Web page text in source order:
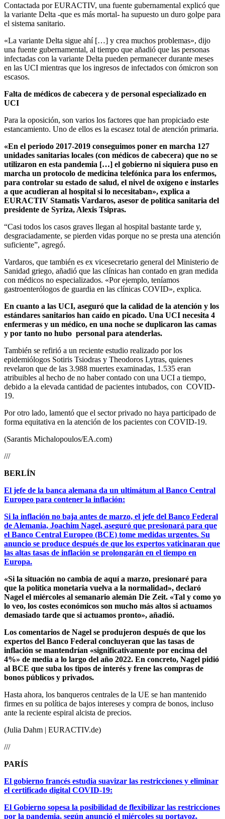
Contactada por EURACTIV, una fuente gubernamental explicó que
la variante Delta -que es más mortal- ha supuesto un duro golpe para
el sistema sanitario.
«La variante Delta sigue ahí […] y crea muchos problemas», dijo
una fuente gubernamental, al tiempo que añadió que las personas
infectadas con la variante Delta pueden permanecer durante meses
en las UCI mientras que los ingresos de infectados con ómicron son
escasos.
Falta de médicos de cabecera y de personal especializado en
UCI
Para la oposición, son varios los factores que han propiciado este
estancamiento. Uno de ellos es la escasez total de atención primaria.
«En el periodo 2017-2019 conseguimos poner en marcha 127
unidades sanitarias locales (con médicos de cabecera) que no se
utilizaron en esta pandemia […] el gobierno ni siquiera puso en
marcha un protocolo de medicina telefónica para los enfermos,
para controlar su estado de salud, el nivel de oxígeno e instarles
a que acudieran al hospital si lo necesitaban», explica a
EURACTIV Stamatis Vardaros, asesor de política sanitaria del
presidente de Syriza, Alexis Tsipras.
“Casi todos los casos graves llegan al hospital bastante tarde y,
desgraciadamente, se pierden vidas porque no se presta una atención
suficiente”, agregó.
Vardaros, que también es ex vicesecretario general del Ministerio de
Sanidad griego, añadió que las clínicas han contado en gran medida
con médicos no especializados. «Por ejemplo, teníamos
gastroenterólogos de guardia en las clínicas COVID», explica.
En cuanto a las UCI, aseguró que la calidad de la atención y los
estándares sanitarios han caído en picado. Una UCI necesita 4
enfermeras y un médico, en una noche se duplicaron las camas
y por tanto no hubo personal para atenderlas.
También se refirió a un reciente estudio realizado por los
epidemiólogos Sotiris Tsiodras y Theodoros Lytras, quienes
revelaron que de las 3.988 muertes examinadas, 1.535 eran
atribuibles al hecho de no haber contado con una UCI a tiempo,
debido a la elevada cantidad de pacientes intubados, con COVID-
19.
Por otro lado, lamentó que el sector privado no haya participado de
forma equitativa en la atención de los pacientes con COVID-19.
(Sarantis Michalopoulos/EA.com)
///
BERLÍN
El jefe de la banca alemana da un ultimátum al Banco Central
Europeo para contener la inflación:
Si la inflación no baja antes de marzo, el jefe del Banco Federal
de Alemania, Joachim Nagel, aseguró que presionará para que
el Banco Central Europeo (BCE) tome medidas urgentes. Su
anuncio se produce después de que los expertos vaticinaran que
las altas tasas de inflación se prolongarán en el tiempo en
Europa.
«Si la situación no cambia de aquí a marzo, presionaré para
que la política monetaria vuelva a la normalidad», declaró
Nagel el miércoles al semanario alemán Die Zeit. «Tal y como yo
lo veo, los costes económicos son mucho más altos si actuamos
demasiado tarde que si actuamos pronto», añadió.
Los comentarios de Nagel se produjeron después de que los
expertos del Banco Federal concluyeran que las tasas de
inflación se mantendrían «significativamente por encima del
4%» de media a lo largo del año 2022. En concreto, Nagel pidió
al BCE que suba los tipos de interés y frene las compras de
bonos públicos y privados.
Hasta ahora, los banqueros centrales de la UE se han mantenido
firmes en su política de bajos intereses y compra de bonos, incluso
ante la reciente espiral alcista de precios.
(Julia Dahm | EURACTIV.de)
///
PARÍS
El gobierno francés estudia suavizar las restricciones y eliminar
el certificado digital COVID-19:
El Gobierno sopesa la posibilidad de flexibilizar las restricciones
por la pandemia, según anunció el miércoles su portavoz,